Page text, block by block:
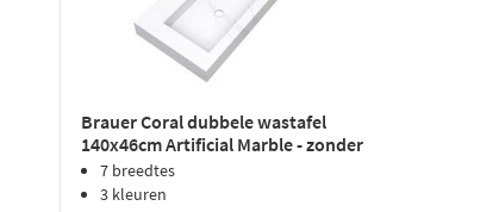
Brauer Coral dubbele wastafel
140x46cm Artificial Marble - zonder
kraangat - Calacatta Gold
7 breedtes
3 kleuren